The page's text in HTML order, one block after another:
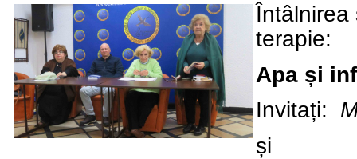
Întâlnirea
terapie:
Apa și
Invitați:
și